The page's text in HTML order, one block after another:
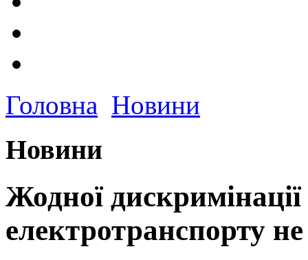
Головна Новини
Новини
Жодної
електротранспорту